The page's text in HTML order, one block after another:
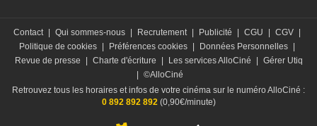
Contact Qui sommes-nous Recrutement Publicité CGU CGV
Politique de cookies
Préférences cookies Données Personnelles
Revue de presse
Charte d'écriture Les services AlloCiné
Gérer Utiq
©AlloCiné
Retrouvez tous les horaires et infos de votre cinéma sur le numéro AlloCiné :
0 892 892 892(0,90€/minute)